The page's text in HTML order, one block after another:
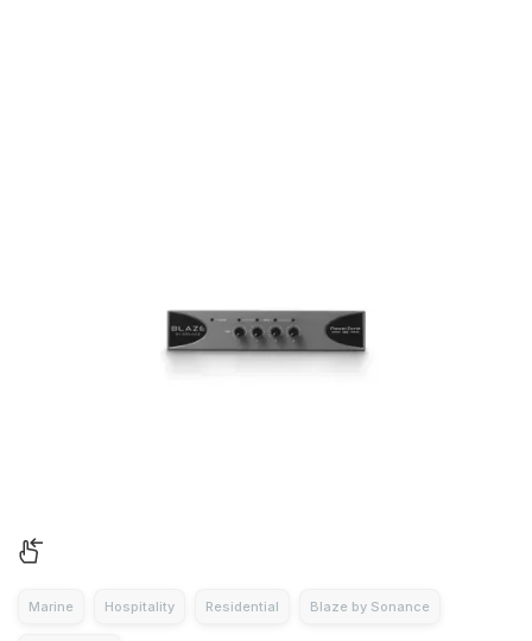
Marine Hospitality Residential Blaze by Sonance